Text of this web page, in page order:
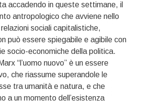
accadendo in queste settimane, il
antropologico che avviene nello
sociali capitalistiche,
può essere spiegabile e agibile con
socio-economiche della politica.
“l’uomo nuovo” è un essere
che riassume superandole le
tra umanità e natura, e che
a un momento dell’esistenza